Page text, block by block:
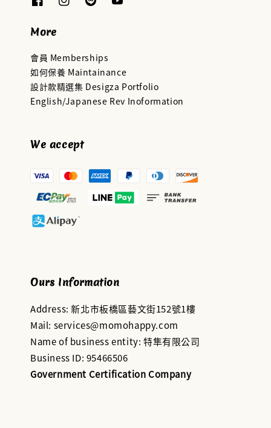
More
會員 Memberships
如何保養 Maintainance
設計款精選集 Desigza Portfolio
English/Japanese Rev Inoformation
We accept
Ours Information
Address: 新北市板橋區藝文街152號1樓
Mail: services@momohappy.com
Name of business entity: 特隼有限公司
Business ID: 95466506
Government Certification Company